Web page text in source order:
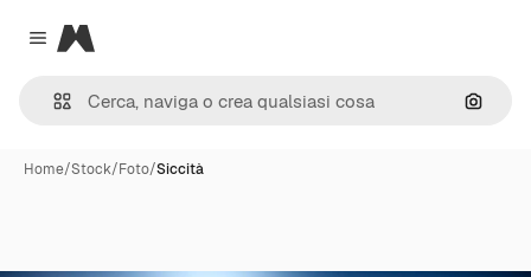
Close menu
Magnific
Cerca
Home/Stock/Foto/Siccità